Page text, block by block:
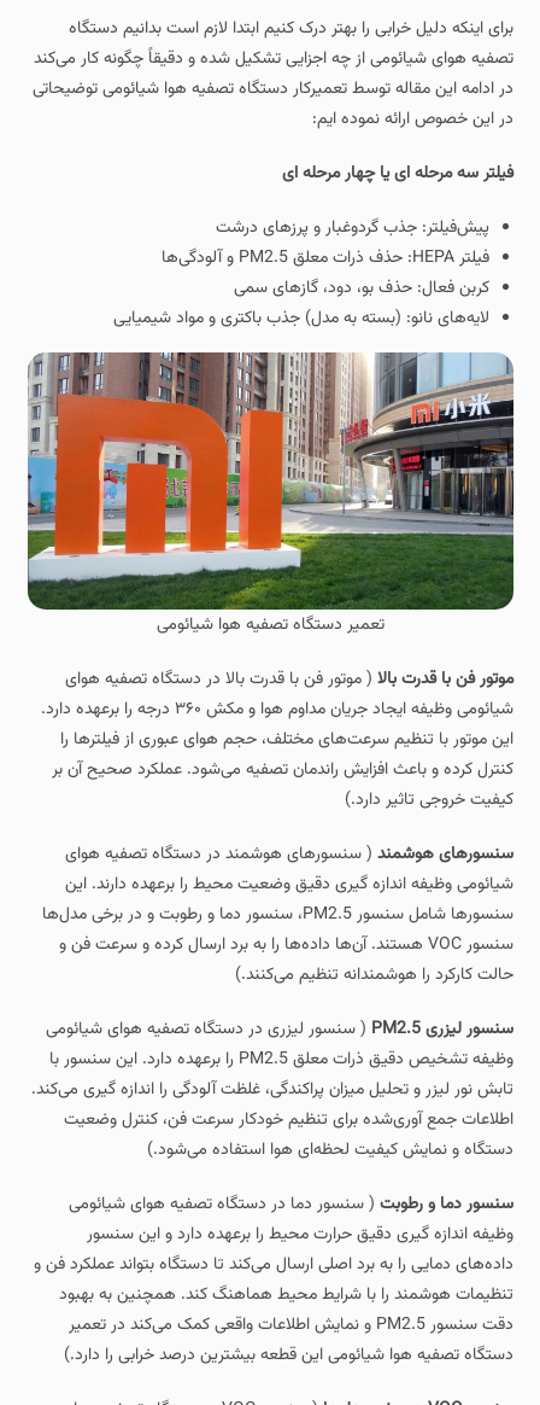
برای اینکه دلیل خرابی را بهتر درک کنیم ابتدا لازم است بدانیم دستگاه
تصفیه هوای شیائومی از چه اجزایی تشکیل شده و دقیقاً چگونه کار می‌کند
در ادامه این مقاله توسط تعمیرکار دستگاه تصفیه هوا شیائومی توضیحاتی
در این خصوص ارائه نموده ایم:
فیلتر سه مرحله‌ ای یا چهار مرحله‌ ای
پیش‌فیلتر: جذب گردوغبار و پرزهای درشت
فیلتر HEPA: حذف ذرات معلق PM2.5 و آلودگی‌ها
کربن فعال: حذف بو، دود، گازهای سمی
لایه‌های نانو: (بسته به مدل) جذب باکتری و مواد شیمیایی
تعمیر دستگاه تصفیه هوا شیائومی
موتور فن با قدرت بالا ( موتور فن با قدرت بالا در دستگاه تصفیه‌ هوای
شیائومی وظیفه ایجاد جریان مداوم هوا و مکش ۳۶۰ درجه را برعهده دارد.
این موتور با تنظیم سرعت‌های مختلف، حجم هوای عبوری از فیلترها را
کنترل کرده و باعث افزایش راندمان تصفیه می‌شود. عملکرد صحیح آن بر
کیفیت خروجی تاثیر دارد.)
سنسورهای هوشمند ( سنسورهای هوشمند در دستگاه تصفیه‌ هوای
شیائومی وظیفه اندازه‌ گیری دقیق وضعیت محیط را برعهده دارند. این
سنسورها شامل سنسور PM2.5، سنسور دما و رطوبت و در برخی مدل‌ها
سنسور VOC هستند. آن‌ها داده‌ها را به برد ارسال کرده و سرعت فن و
حالت کارکرد را هوشمندانه تنظیم می‌کنند.)
سنسور لیزری PM2.5
( سنسور لیزری در دستگاه تصفیه‌ هوای شیائومی
وظیفه تشخیص دقیق ذرات معلق PM2.5 را برعهده دارد. این سنسور با
تابش نور لیزر و تحلیل میزان پراکندگی، غلظت آلودگی را اندازه‌ گیری می‌کند.
اطلاعات جمع‌ آوری‌شده برای تنظیم خودکار سرعت فن، کنترل وضعیت
دستگاه و نمایش کیفیت لحظه‌ای هوا استفاده می‌شود.)
سنسور دما و رطوبت ( سنسور دما در دستگاه تصفیه‌ هوای شیائومی
وظیفه اندازه‌ گیری دقیق حرارت محیط را برعهده دارد و این سنسور
داده‌های دمایی را به برد اصلی ارسال می‌کند تا دستگاه بتواند عملکرد فن و
تنظیمات هوشمند را با شرایط محیط هماهنگ کند. همچنین به بهبود
دقت سنسور PM2.5 و نمایش اطلاعات واقعی کمک می‌کند در تعمیر
دستگاه تصفیه هوا شیائومی این قطعه بیشترین درصد خرابی را دارد.)